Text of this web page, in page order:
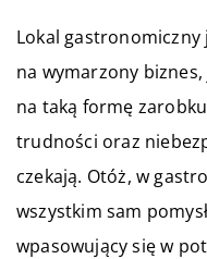
Lokal
na wymarzony
na taką formę
trudności oraz
czekają. Otóż, w
wszystkim sam
wpasowujący się w